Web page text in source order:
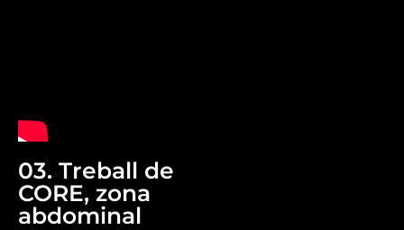
03. Treball de
CORE, zona
abdominal